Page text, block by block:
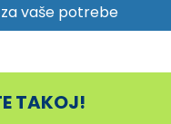
vaše potrebe
TAKOJ!